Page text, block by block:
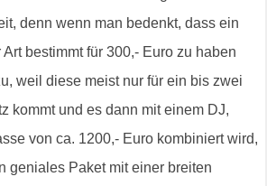
denn wenn man bedenkt, dass ein
bestimmt für 300,- Euro zu haben
weil diese meist nur für ein bis zwei
kommt und es dann mit einem DJ,
von ca. 1200,- Euro kombiniert wird,
geniales Paket mit einer breiten